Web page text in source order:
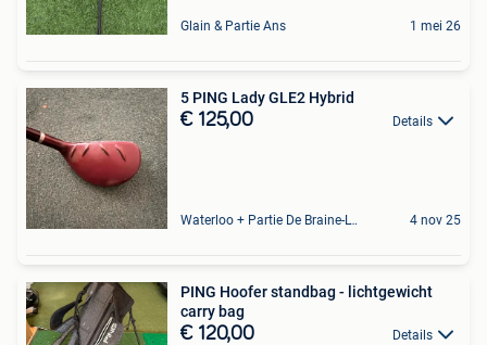
Glain & Partie Ans 1 mei 26
5 PING Lady GLE2 Hybrid
€ 125,00 Details
Waterloo + Partie De Braine-L'Alleud, De Ohain 4 nov 25
PING Hoofer standbag - lichtgewicht
carry bag
€ 120,00 Details